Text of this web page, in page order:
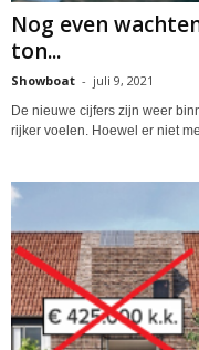
Nog even
ton...
Showboat - juli 9, 2021
De nieuwe cijfers zijn weer
rijker voelen. Hoewel er niet